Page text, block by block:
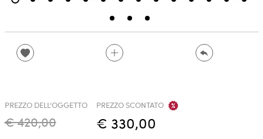
PREZZO DELL'OGGETTO
€ 420,00
PREZZO SCONTATO
€ 330,00